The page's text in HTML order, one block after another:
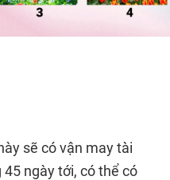
sẽ có vận may tài
ngày tới, có thể có